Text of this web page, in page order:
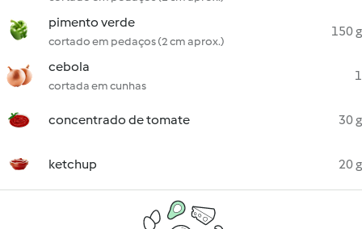
pimento verde
cortado em pedaços (2 cm aprox.)
150 g
cebola
cortada em cunhas
1
concentrado de tomate 30 g
ketchup 20 g